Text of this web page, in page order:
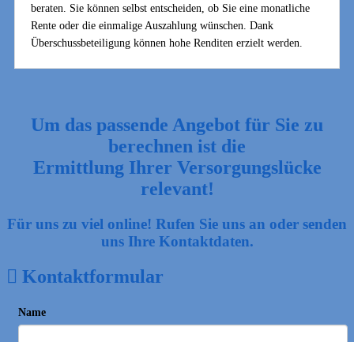
beraten. Sie können selbst entscheiden, ob Sie eine monatliche
Rente oder die einmalige Auszahlung wünschen. Dank
Überschussbeteiligung können hohe Renditen erzielt werden.
Um das passende Angebot für Sie zu
berechnen ist die
Ermittlung Ihrer Versorgungslücke
relevant!
Für uns zu viel online! Rufen Sie uns an oder senden
uns Ihre Kontaktdaten.
Kontaktformular
Name